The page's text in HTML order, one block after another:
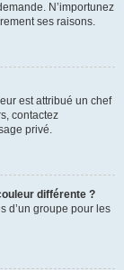
N’importunez
ses raisons.
est attribué un chef
contactez
privé.
différente ?
d’un groupe pour les